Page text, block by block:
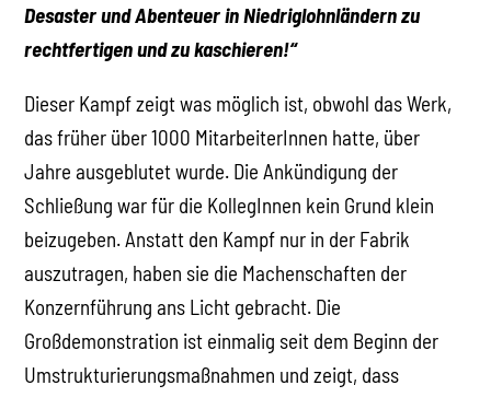
Desaster und Abenteuer in Niedriglohnländern zu
rechtfertigen und zu kaschieren!“
Dieser Kampf zeigt was möglich ist, obwohl das Werk,
das früher über 1000 MitarbeiterInnen hatte, über
Jahre ausgeblutet wurde. Die Ankündigung der
Schließung war für die KollegInnen kein Grund klein
beizugeben. Anstatt den Kampf nur in der Fabrik
auszutragen, haben sie die Machenschaften der
Konzernführung ans Licht gebracht. Die
Großdemonstration ist einmalig seit dem Beginn der
Umstrukturierungsmaßnahmen und zeigt, dass